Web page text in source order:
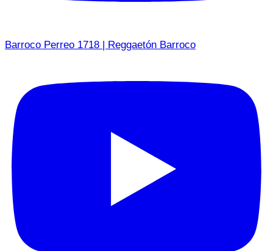
Barroco Perreo 1718 | Reggaetón Barroco